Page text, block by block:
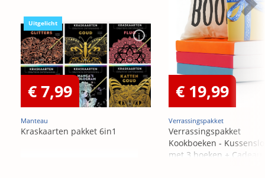
Uitgelicht
€ 7,99
Manteau
Kraskaarten pakket 6in1
€ 19,99
Verrassingspakket
Verrassingspakket
Kookboeken -
met 3 boeken + Cadeau